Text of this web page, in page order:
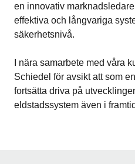
en innovativ
effektiva och långvariga
säkerhetsnivå.
I nära samarbete med våra
Schiedel för avsikt att som
fortsätta driva på
eldstadssystem även i